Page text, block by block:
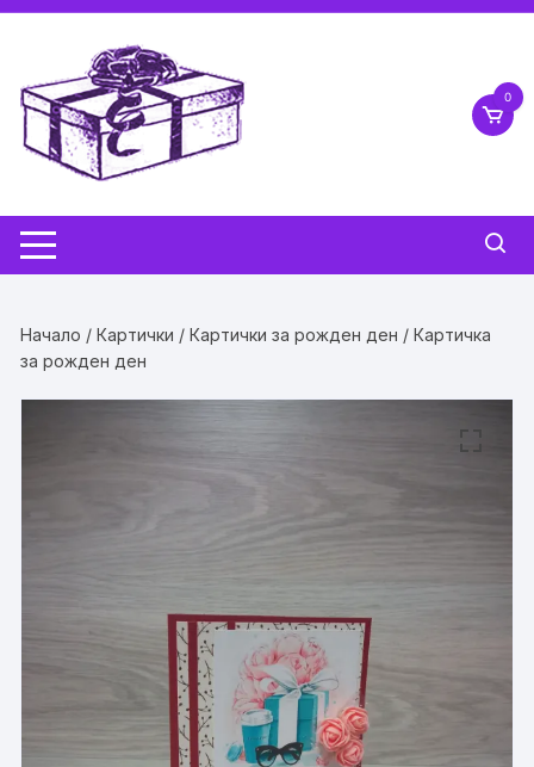
Skip
0
Начало / Картички / Картички за рожден ден / Картичка
за рожден ден